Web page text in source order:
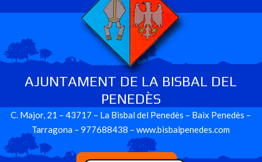
AJUNTAMENT DE LA BISBAL DEL
PENEDÈS
C. Major, 21 – 43717 – La Bisbal del Penedès – Baix Penedès –
Tarragona – 977688438 – www.bisbalpenedes.com